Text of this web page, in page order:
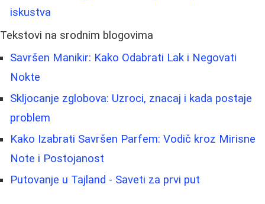
iskustva
Tekstovi na srodnim blogovima
Savršen Manikir: Kako Odabrati Lak i Negovati
Nokte
Skljocanje zglobova: Uzroci, znacaj i kada postaje
problem
Kako Izabrati Savršen Parfem: Vodič kroz Mirisne
Note i Postojanost
Putovanje u Tajland - Saveti za prvi put